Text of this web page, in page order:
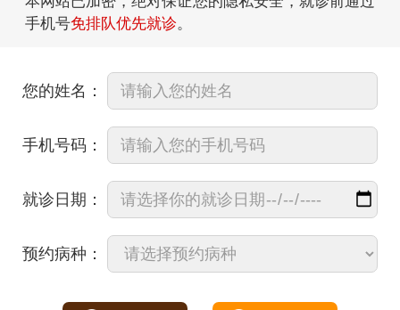
手机号免排队优先就诊。
您的姓名：
手机号码：
就诊日期：
预约病种：